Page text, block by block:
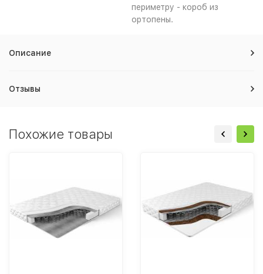
периметру - короб из
ортопены.
Описание
Отзывы
Похожие товары